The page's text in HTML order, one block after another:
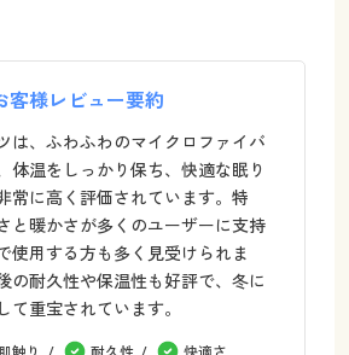
客様レビュー要約
は、ふわふわのマイクロファイバ
体温をしっかり保ち、快適な眠り
常に高く評価されています。特
と暖かさが多くのユーザーに支持
使用する方も多く見受けられま
の耐久性や保温性も好評で、冬に
て重宝されています。